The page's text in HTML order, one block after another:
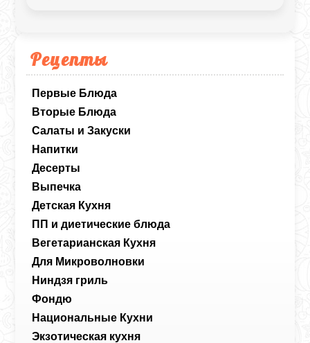
Рецепты
Первые Блюда
Вторые Блюда
Салаты и Закуски
Напитки
Десерты
Выпечка
Детская Кухня
ПП и диетические блюда
Вегетарианская Кухня
Для Микроволновки
Ниндзя гриль
Фондю
Национальные Кухни
Экзотическая кухня